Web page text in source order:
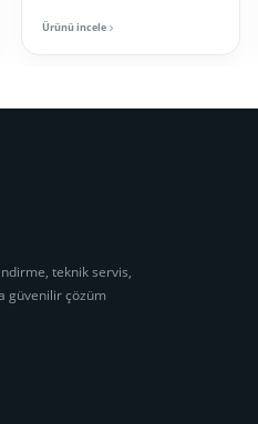
Ürünü incele
teknik servis,
güvenilir çözüm